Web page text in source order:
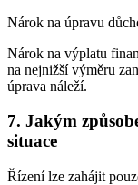
Nárok na úpravu
Nárok na výplatu
na nejnižší výměru
úprava náleží.
7. Jakým
situace
Řízení lze zahájit